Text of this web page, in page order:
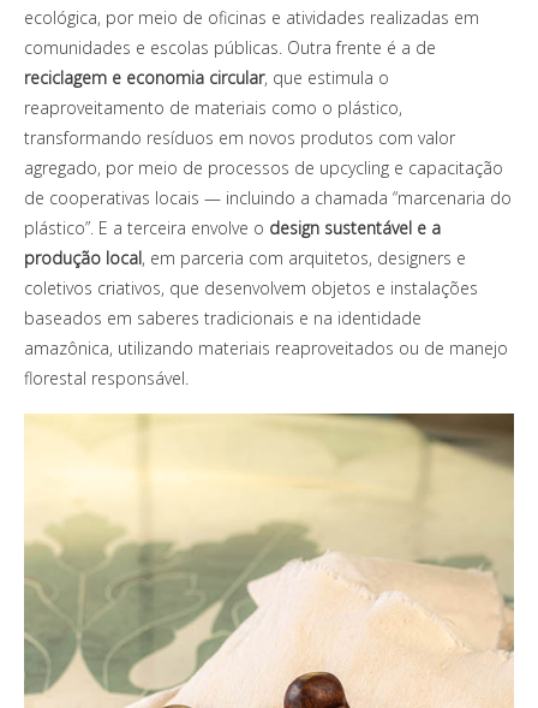
ecológica, por meio de oficinas e atividades realizadas em
comunidades e escolas públicas. Outra frente é a de
reciclagem e economia circular, que estimula o
reaproveitamento de materiais como o plástico,
transformando resíduos em novos produtos com valor
agregado, por meio de processos de upcycling e capacitação
de cooperativas locais — incluindo a chamada “marcenaria do
plástico”. E a terceira envolve o design sustentável e a
produção local, em parceria com arquitetos, designers e
coletivos criativos, que desenvolvem objetos e instalações
baseados em saberes tradicionais e na identidade
amazônica, utilizando materiais reaproveitados ou de manejo
florestal responsável.